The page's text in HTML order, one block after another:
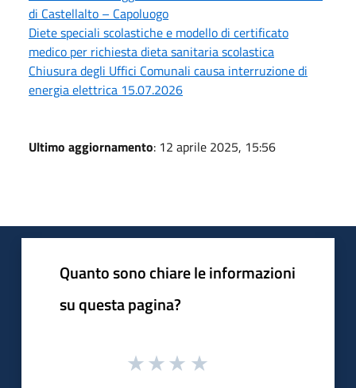
di Castellalto – Capoluogo
Diete speciali scolastiche e modello di certificato
medico per richiesta dieta sanitaria scolastica
Chiusura degli Uffici Comunali causa interruzione di
energia elettrica 15.07.2026
Ultimo aggiornamento: 12 aprile 2025, 15:56
Quanto sono chiare le informazioni
su questa pagina?